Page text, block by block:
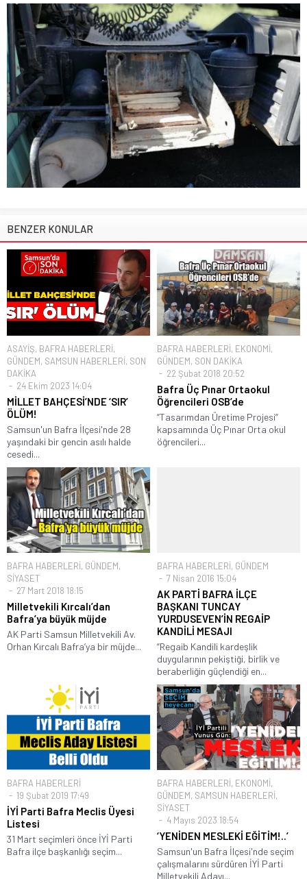
BENZER KONULAR
ASAYİŞ, BAFRA HABERLERİ,
GÜNDEM, SAMSUN HABERLERİ, SON
DAKİKA
24 Ekim 2023 14:04
MİLLET BAHÇESİ’NDE ‘SIR’
ÖLÜM!
Samsun'un Bafra İlçesi'nde 28
yaşındaki bir gencin asılı halde
cesedi...
BAFRA HABERLERİ, EKONOMİ,
GÜNDEM, SON DAKİKA
22 Şubat 2018 20:52
Bafra Üç Pınar Ortaokul
Öğrencileri OSB’de
“Tasarımdan Üretime Projesi”
kapsamında Üç Pınar Orta okul
öğrencileri...
BAFRA HABERLERİ, GÜNDEM,
SİYASET
27 Mart 2018 18:15
Milletvekili Kırcalı’dan
Bafra’ya büyük müjde
AK Parti Samsun Milletvekili Av.
Orhan Kırcalı Bafra’ya bir müjde...
BAFRA HABERLERİ, GÜNDEM
7 Nisan 2016 15:04
AK PARTİ BAFRA İLÇE
BAŞKANI TUNCAY
YURDUSEVEN’İN REGAİP
KANDİLİ MESAJI
“Regaib Kandili kardeşlik
duygularının pekiştiği, birlik ve
beraberliğin güçlendiği en...
BAFRA HABERLERİ
19 Şubat 2019 17:49
İYİ Parti Bafra Meclis Üyesi
Listesi
31 Mart seçimleri önce İYİ Parti
Bafra ilçe başkanlığı seçim...
BAFRA HABERLERİ, EKONOMİ,
GÜNDEM, SAMSUN HABERLERİ,
SİYASET
4 Mayıs 2023 18:54
‘YENİDEN MESLEKİ EĞİTİM!..’
Samsun'un Bafra İlçesi'nde seçim
çalışmalarını sürdüren İYİ Parti
Milletvekili Adayı...